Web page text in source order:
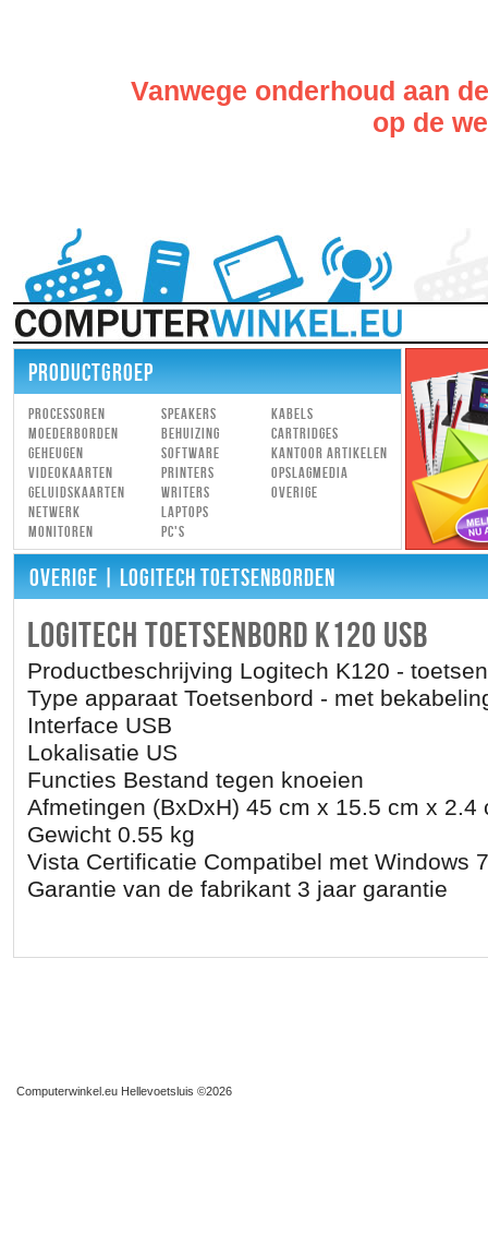
Vanwege onderhoud aan
op de
PRODUCTGROEP
Processoren
Moederborden
Geheugen
Videokaarten
Geluidskaarten
Netwerk
Monitoren
Speakers
Behuizing
Software
Printers
Writers
Laptops
PC's
Kabels
Cartridges
Kantoor artikelen
Opslagmedia
Overige
OVERIGE| LOGITECH TOETSENBORDEN
LOGITECH TOETSENBORD K120 USB
Productbeschrijving Logitech K120 -
Type apparaat Toetsenbord - met
Interface USB
Lokalisatie US
Functies Bestand tegen knoeien
Afmetingen (BxDxH) 45 cm x 15.5 cm x 2.4
Gewicht 0.55 kg
Vista Certificatie Compatibel met Windows 7
Garantie van de fabrikant 3 jaar garantie
Computerwinkel.eu Hellevoetsluis ©2026